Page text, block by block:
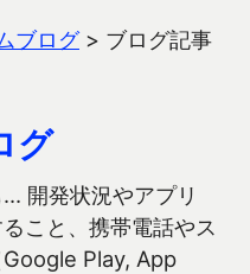
ブログ> ブログ記事
グ
開発状況やアプリ
こと、携帯電話やス
Google Play, App